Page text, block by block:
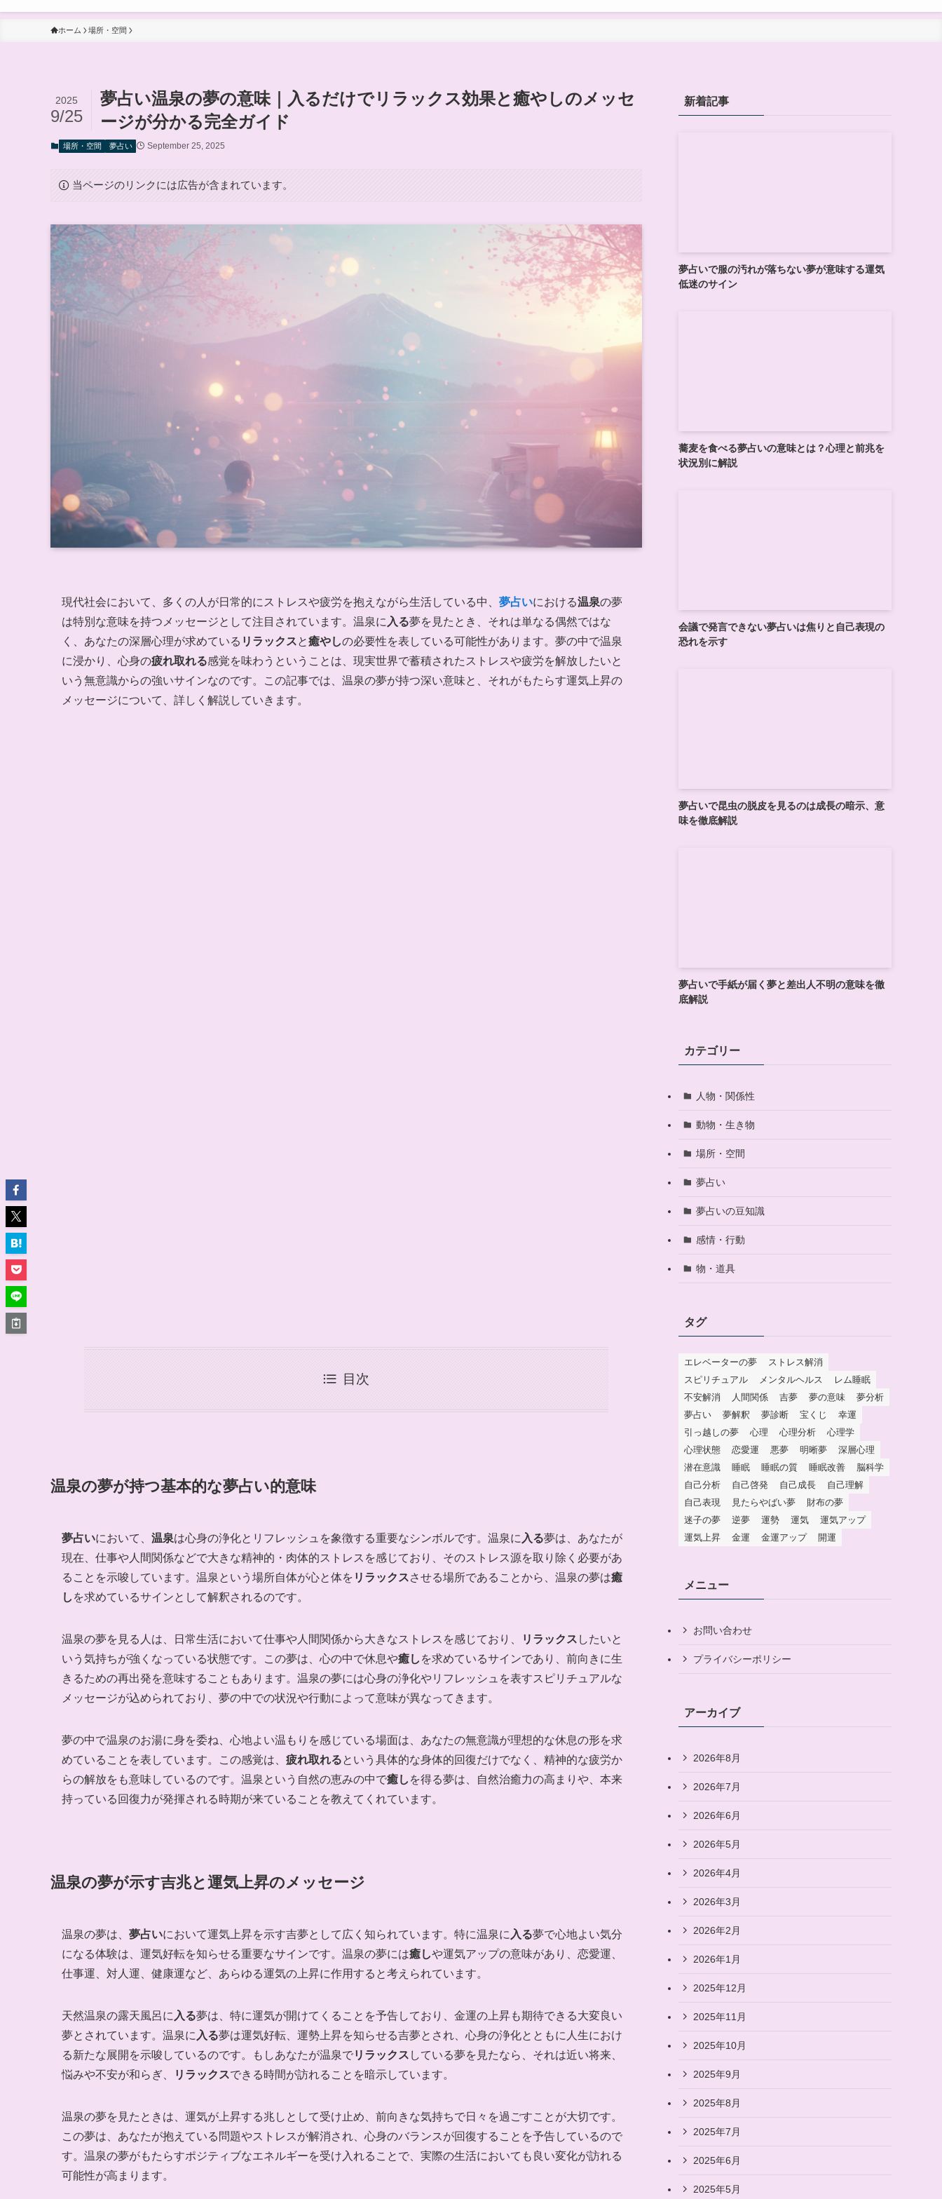
ホーム 場所・空間
夢占い温泉の夢の意味｜入るだけでリラックス効果と癒やしのメッセ
ージが分かる完全ガイド
2025
9/25
場所・空間 夢占い September 25, 2025
当ページのリンクには広告が含まれています。
現代社会において、多くの人が日常的にストレスや疲労を抱えながら生活している中、 夢占いにおける温泉の夢
は特別な意味を持つメッセージとして注目されています。温泉に 入る夢を見たとき、それは単なる偶然ではな
く、あなたの深層心理が求めている リラックスと癒やしの必要性を表している可能性があります。夢の中で温泉
に浸かり、心身の疲れ取れる感覚を味わうということは、現実世界で蓄積されたストレスや疲労を解放したいと
いう無意識からの強いサインなのです。この記事では、温泉の夢が持つ深い意味と、それがもたらす運気上昇の
メッセージについて、詳しく解説していきます。
目次
温泉の夢が持つ基本的な夢占い的意味
夢占いにおいて、 温泉は心身の浄化とリフレッシュを象徴する重要なシンボルです。温泉に 入る夢は、あなたが
現在、仕事や人間関係などで大きな精神的・肉体的ストレスを感じており、そのストレス源を取り除く必要があ
ることを示唆しています。温泉という場所自体が心と体を リラックスさせる場所であることから、温泉の夢は癒
し を求めているサインとして解釈されるのです。
温泉の夢を見る人は、日常生活において仕事や人間関係から大きなストレスを感じており、 リラックス したいと
いう気持ちが強くなっている状態です。この夢は、心の中で休息や癒し を求めているサインであり、前向きに生
きるための再出発を意味することもあります。温泉の夢には心身の浄化やリフレッシュを表すスピリチュアルな
メッセージが込められており、夢の中での状況や行動によって意味が異なってきます。
夢の中で温泉のお湯に身を委ね、心地よい温もりを感じている場面は、あなたの無意識が理想的な休息の形を求
めていることを表しています。この感覚は、 疲れ取れるという具体的な身体的回復だけでなく、精神的な疲労か
らの解放をも意味しているのです。温泉という自然の恵みの中で癒し を得る夢は、自然治癒力の高まりや、本来
持っている回復力が発揮される時期が来ていることを教えてくれています。
温泉の夢が示す吉兆と運気上昇のメッセージ
温泉の夢は、 夢占いにおいて運気上昇を示す吉夢として広く知られています。特に温泉に 入る夢で心地よい気分
になる体験は、運気好転を知らせる重要なサインです。温泉の夢には癒しや運気アップの意味があり、恋愛運、
仕事運、対人運、健康運など、あらゆる運気の上昇に作用すると考えられています。
天然温泉の露天風呂に 入る夢は、特に運気が開けてくることを予告しており、金運の上昇も期待できる大変良い
夢とされています。温泉に 入る夢は運気好転、運勢上昇を知らせる吉夢とされ、心身の浄化とともに人生におけ
る新たな展開を示唆しているのです。もしあなたが温泉でリラックス している夢を見たなら、それは近い将来、
悩みや不安が和らぎ、
リラックスできる時間が訪れることを暗示しています。
温泉の夢を見たときは、運気が上昇する兆しとして受け止め、前向きな気持ちで日々を過ごすことが大切です。
この夢は、あなたが抱えている問題やストレスが解消され、心身のバランスが回復することを予告しているので
す。温泉の夢がもたらすポジティブなエネルギーを受け入れることで、実際の生活においても良い変化が訪れる
可能性が高まります。
新着記事
夢占いで服の汚れが落ちない夢が意味する運気
低迷のサイン
蕎麦を食べる夢占いの意味とは？心理と前兆を
状況別に解説
会議で発言できない夢占いは焦りと自己表現の
恐れを示す
夢占いで昆虫の脱皮を見るのは成長の暗示、意
味を徹底解説
夢占いで手紙が届く夢と差出人不明の意味を徹
底解説
カテゴリー
人物・関係性
動物・生き物
場所・空間
夢占い
夢占いの豆知識
感情・行動
物・道具
タグ
エレベーターの夢
ストレス解消
スピリチュアル
メンタルヘルス
レム睡眠
不安解消
人間関係 吉夢 夢の意味
夢分析
夢占い
夢解釈 夢診断 宝くじ
幸運
引っ越しの夢
心理 心理分析
心理学
心理状態
恋愛運 悪夢 明晰夢
深層心理
潜在意識
睡眠 睡眠の質 睡眠改善
脳科学
自己分析
自己啓発 自己成長
自己理解
自己表現
見たらやばい夢
財布の夢
迷子の夢
逆夢 運勢 運気
運気アップ
運気上昇
金運 金運アップ 開運
メニュー
お問い合わせ
プライバシーポリシー
アーカイブ
2026年8月
2026年7月
2026年6月
2026年5月
2026年4月
2026年3月
2026年2月
2026年1月
2025年12月
2025年11月
2025年10月
2025年9月
2025年8月
2025年7月
2025年6月
2025年5月